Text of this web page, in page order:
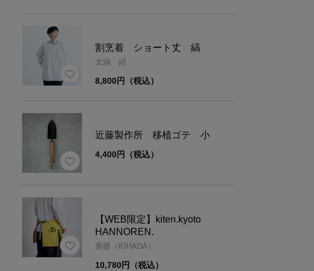
サイズ 3号
商品サイズ
サイズ
-
割烹着 ショート丈 縞
太縞 紺
8,800円（税込）
近藤製作所 移植ゴテ 小
4,400円（税込）
【WEB限定】kiten.kyoto
HANNOREN.
黄蘗（KIHADA）
10,780円（税込）